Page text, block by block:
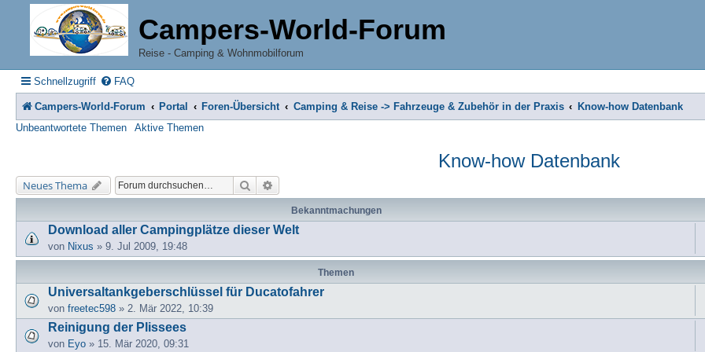
Campers-World-Forum
Reise - Camping & Wohnmobilforum
Schnellzugriff FAQ
Campers-World-Forum Portal Foren-Übersicht Camping & Reise -> Fahrzeuge & Zubehör in der Praxis
Know-how Datenbank
Unbeantwortete Themen
Aktive Themen
Know-how Datenbank
Neues Thema Suche
Bekanntmachungen
Download aller Campingplätze dieser Welt
von Nixus » 9. Jul 2009, 19:48
Themen
Universaltankgeberschlüssel für Ducatofahrer
von freetec598 » 2. Mär 2022, 10:39
Reinigung der Plissees
von Eyo » 15. Mär 2020, 09:31